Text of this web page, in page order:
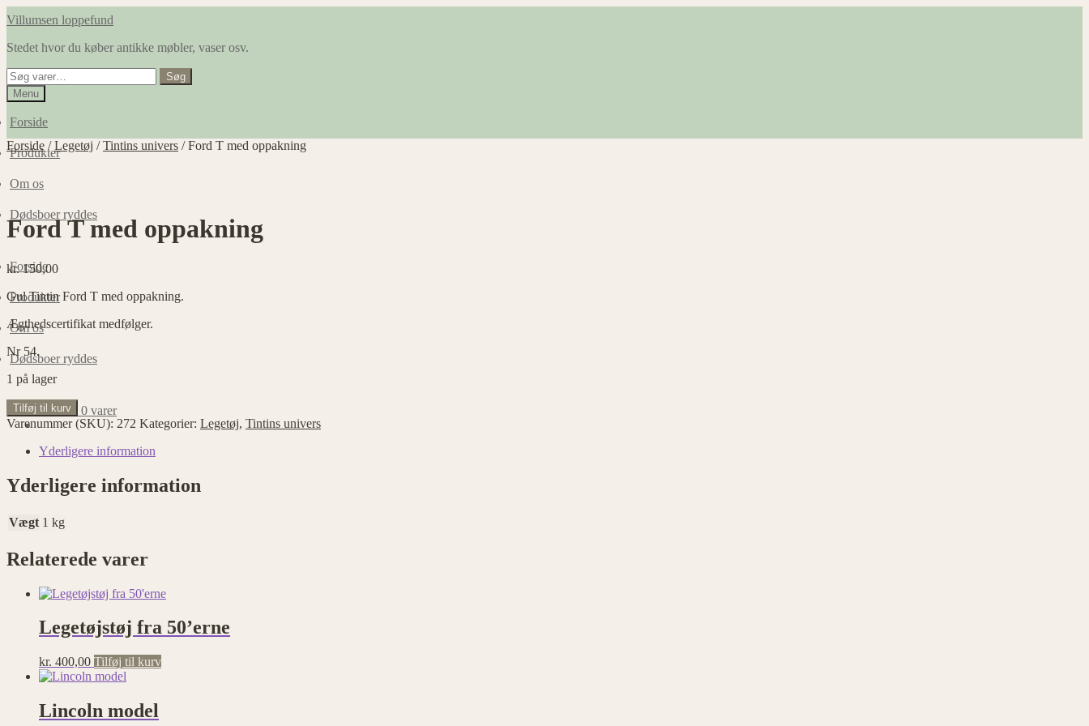
Spring
navigation
Spring
indhold
Villumsen loppefund
Stedet hvor du køber antikke møbler, vaser osv.
Søg
efter:
Søg
Menu
Forside
Produkter
Om os
Dødsboer ryddes
Forside
Produkter
Om os
Dødsboer ryddes
kr. 0,00 0 varer
Forside /Legetøj /Tintins univers /Ford T med oppakning
Ford T med oppakning
kr.150,00
Gul Tintin Ford T med oppakning.
Ægthedscertifikat medfølger.
Nr 54.
1 på lager
Ford
T
oppakning
Tilføj til kurv
Varenummer (SKU): 272 Kategorier: Legetøj, Tintins univers
Yderligere information
Yderligere information
Vægt 1 kg
Relaterede varer
Legetøjstøj fra 50’erne
kr. 400,00 Tilføj til kurv
Lincoln model